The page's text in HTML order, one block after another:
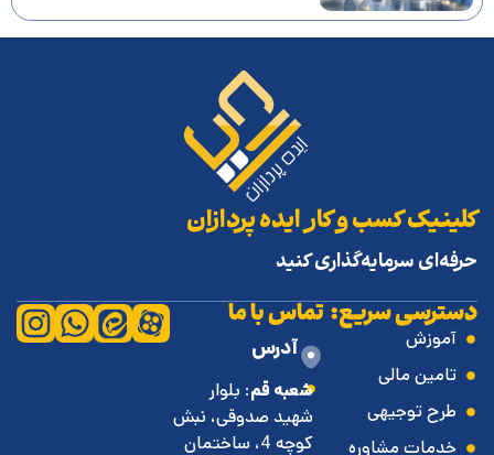
کلینیک کسب و کار ایده پردازان
حرفه‌ای سرمایه‌گذاری کنید
دسترسی سریع:
آموزش
تامین مالی
طرح توجیهی
خدمات مشاوره
تماس با ما
آدرس
شعبه قم: بلوار
شهید صدوقی، نبش
کوچه 4، ساختمان